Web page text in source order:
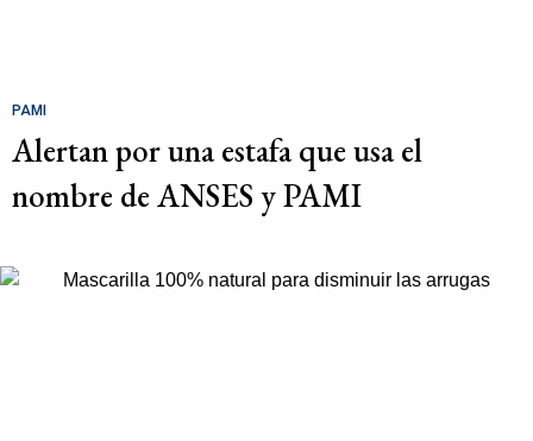
PAMI
Alertan por una estafa que usa el
nombre de ANSES y PAMI